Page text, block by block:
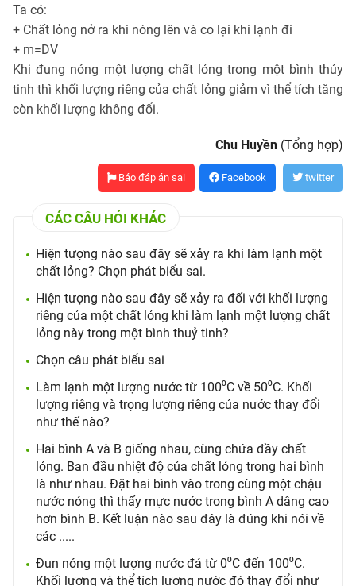
Ta có:
+ Chất lỏng nở ra khi nóng lên và co lại khi lạnh đi
+ m=DV
Khi đung nóng một lượng chất lỏng trong một bình thủy
tinh thì khối lượng riêng của chất lỏng giảm vì thể tích tăng
còn khối lượng không đổi.
Chu Huyền (Tổng hợp)
Báo đáp án sai Facebook twitter
CÁC CÂU HỎI KHÁC
Hiện tượng nào sau đây sẽ xảy ra khi làm lạnh một
chất lỏng? Chọn phát biểu sai.
Hiện tượng nào sau đây sẽ xảy ra đối với khối lượng
riêng của một chất lỏng khi làm lạnh một lượng chất
lỏng này trong một bình thuỷ tinh?
Chọn câu phát biểu sai
Làm lạnh một lượng nước từ 100⁰C về 50⁰C. Khối
lượng riêng và trọng lượng riêng của nước thay đổi
như thế nào?
Hai bình A và B giống nhau, cùng chứa đầy chất
lỏng. Ban đầu nhiệt độ của chất lỏng trong hai bình
là như nhau. Đặt hai bình vào trong cùng một chậu
nước nóng thì thấy mực nước trong bình A dâng cao
hơn bình B. Kết luận nào sau đây là đúng khi nói về
các .....
Đun nóng một lượng nước đá từ 0⁰C đến 100⁰C.
Khối lượng và thể tích lượng nước đó thay đổi như